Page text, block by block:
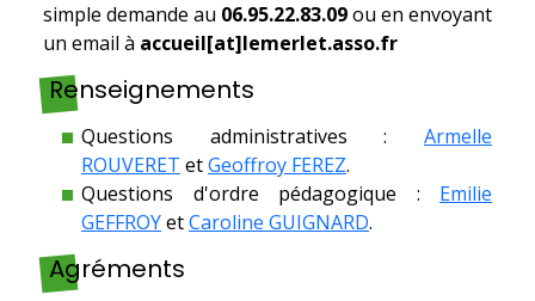
simple demande au 06.95.22.83.09ou en envoyant
un email à accueil[at]lemerlet.asso.fr
Renseignements
Questions administratives : Armelle
ROUVERET etGeoffroy FEREZ.
Questions d'ordre pédagogique : Emilie
GEFFROYetCaroline GUIGNARD.
Agréments